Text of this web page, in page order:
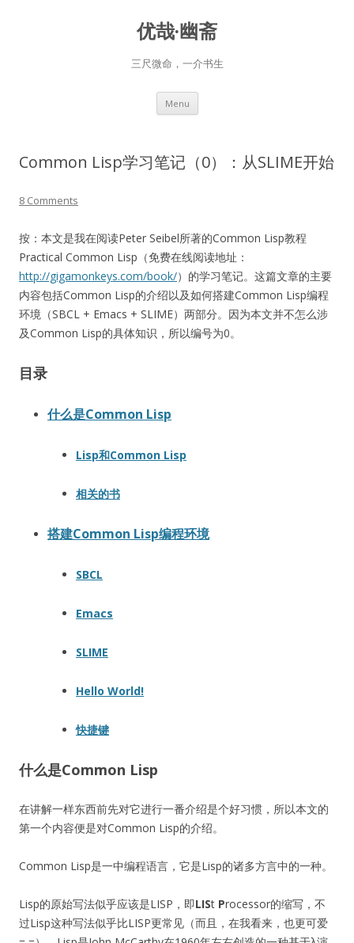
优哉·幽斋
三尺微命，一介书生
Menu Skip
content
Common Lisp学习笔记（0）：从SLIME开始
8 Comments
按：本文是我在阅读Peter Seibel所著的Common Lisp教程
Practical Common Lisp（免费在线阅读地址：
http://gigamonkeys.com/book/）的学习笔记。这篇文章的主要
内容包括Common Lisp的介绍以及如何搭建Common Lisp编程
环境（SBCL + Emacs + SLIME）两部分。因为本文并不怎么涉
及Common Lisp的具体知识，所以编号为0。
目录
什么是Common Lisp
Lisp和Common Lisp
相关的书
搭建Common Lisp编程环境
SBCL
Emacs
SLIME
Hello World!
快捷键
什么是Common Lisp
在讲解一样东西前先对它进行一番介绍是个好习惯，所以本文的
第一个内容便是对Common Lisp的介绍。
Common Lisp是一中编程语言，它是Lisp的诸多方言中的一种。
Lisp的原始写法似乎应该是LISP，即LISt Processor的缩写，不
过Lisp这种写法似乎比LISP更常见（而且，在我看来，也更可爱